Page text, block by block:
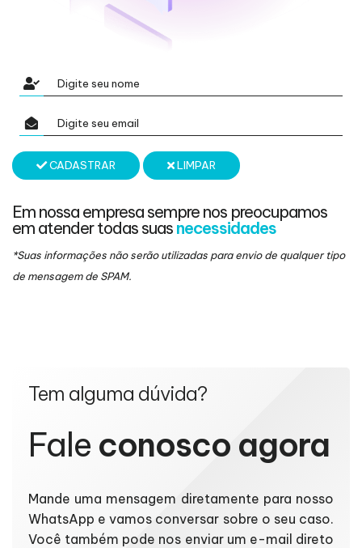
CADASTRAR LIMPAR
Em nossa empresa sempre nos preocupamos
em atender todas suas necessidades
*Suas informações não serão utilizadas para envio de qualquer tipo
de mensagem de SPAM.
Tem alguma dúvida?
Fale conosco agora
Mande uma mensagem diretamente para nosso
WhatsApp e vamos conversar sobre o seu caso.
Você também pode nos enviar um e-mail direto